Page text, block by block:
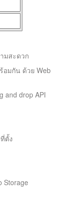
มสะดวก
อมกัน ด้วย Web
and drop API
ตั้ง
Storage